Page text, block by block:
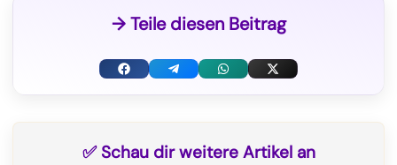
→ Teile diesen Beitrag
F
T
W
X
T
✅ Schau dir weitere Artikel an